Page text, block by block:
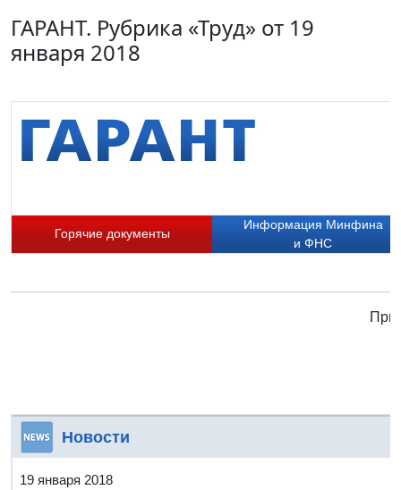
ГАРАНТ. Рубрика «Труд» от 19
января 2018
Горячие документы
Информация Минфина
и ФНС
Новости
19 января 2018